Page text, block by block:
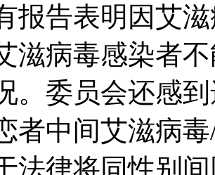
报告表明因艾
滋病毒感染者
。委员会还感
者中间艾滋病
法律将同性别